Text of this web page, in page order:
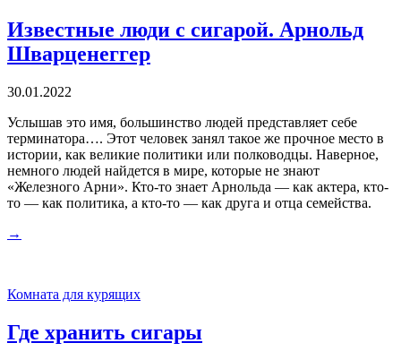
Известные люди с сигарой. Арнольд
Шварценеггер
30.01.2022
Услышав это имя, большинство людей представляет себе
терминатора…. Этот человек занял такое же прочное место в
истории, как великие политики или полководцы. Наверное,
немного людей найдется в мире, которые не знают
«Железного Арни». Кто-то знает Арнольда — как актера, кто-
то — как политика, а кто-то — как друга и отца семейства.
→
Комната для курящих
Где хранить сигары